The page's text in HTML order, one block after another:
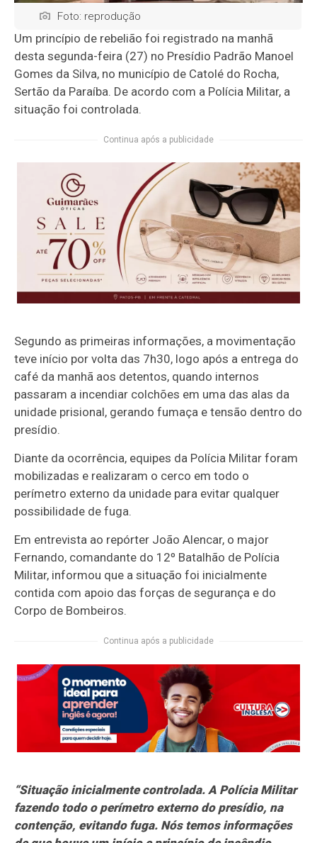
Foto: reprodução
Um princípio de rebelião foi registrado na manhã
desta segunda-feira (27) no Presídio Padrão Manoel
Gomes da Silva, no município de Catolé do Rocha,
Sertão da Paraíba. De acordo com a Polícia Militar, a
situação foi controlada.
Continua após a publicidade
Segundo as primeiras informações, a movimentação
teve início por volta das 7h30, logo após a entrega do
café da manhã aos detentos, quando internos
passaram a incendiar colchões em uma das alas da
unidade prisional, gerando fumaça e tensão dentro do
presídio.
Diante da ocorrência, equipes da Polícia Militar foram
mobilizadas e realizaram o cerco em todo o
perímetro externo da unidade para evitar qualquer
possibilidade de fuga.
Em entrevista ao repórter João Alencar, o major
Fernando, comandante do 12º Batalhão de Polícia
Militar, informou que a situação foi inicialmente
contida com apoio das forças de segurança e do
Corpo de Bombeiros.
Continua após a publicidade
“Situação inicialmente controlada. A Polícia Militar
fazendo todo o perímetro externo do presídio, na
contenção, evitando fuga. Nós temos informações